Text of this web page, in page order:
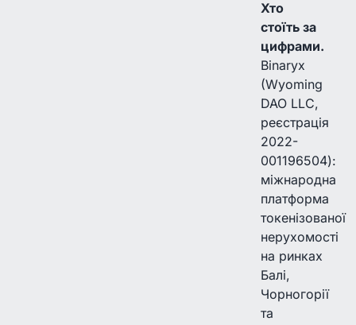
Хто
стоїть за
цифрами.
Binaryx
(Wyoming
DAO LLC,
реєстрація
2022-
001196504):
міжнародна
платформа
токенізованої
нерухомості
на ринках
Балі,
Чорногорії
та